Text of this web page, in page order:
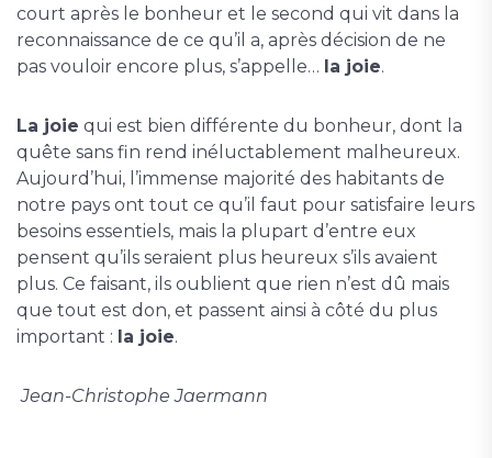
court après le bonheur et le second qui vit dans la
reconnaissance de ce qu’il a, après décision de ne
pas vouloir encore plus, s’appelle… la joie.
La joie qui est bien différente du bonheur, dont la
quête sans fin rend inéluctablement malheureux.
Aujourd’hui, l’immense majorité des habitants de
notre pays ont tout ce qu’il faut pour satisfaire leurs
besoins essentiels, mais la plupart d’entre eux
pensent qu’ils seraient plus heureux s’ils avaient
plus. Ce faisant, ils oublient que rien n’est dû mais
que tout est don, et passent ainsi à côté du plus
important : la joie.
Jean-Christophe Jaermann